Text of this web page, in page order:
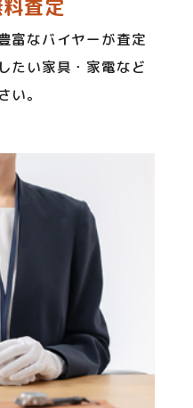
査定
富なバイヤーが査定
たい家具・家電など
。